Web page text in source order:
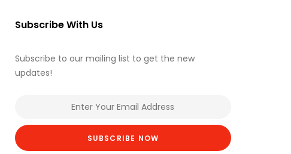
Subscribe With Us
Subscribe to our mailing list to get the new
updates!
SUBSCRIBE NOW